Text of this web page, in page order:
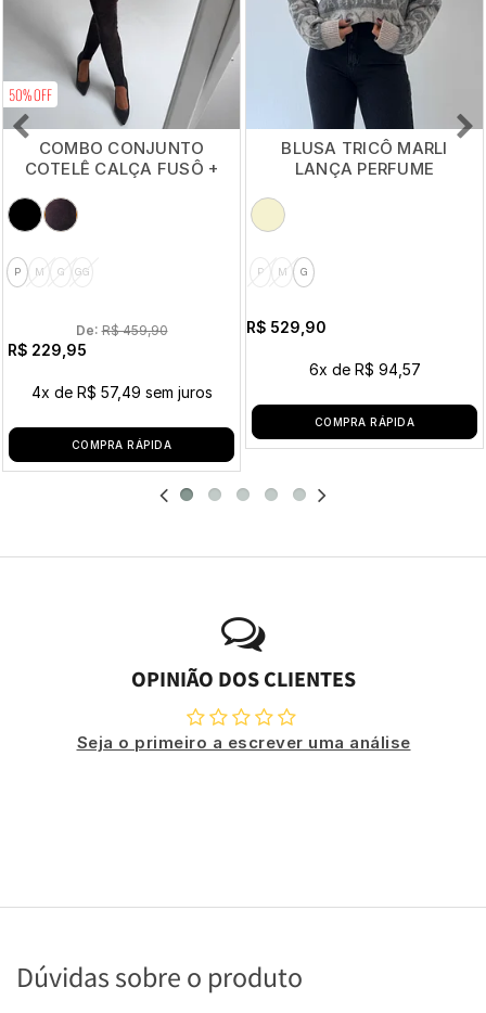
50% OFF
COMBO CONJUNTO
COTELÊ CALÇA FUSÔ +
P M G GG
De: R$ 459,90
R$ 229,95
4x de R$ 57,49 sem juros
COMPRA RÁPIDA
BLUSA TRICÔ MARLI
LANÇA PERFUME
P M G
R$ 529,90
6x de R$ 94,57
COMPRA RÁPIDA
OPINIÃO DOS CLIENTES
Seja o primeiro a escrever uma análise
Dúvidas sobre o produto